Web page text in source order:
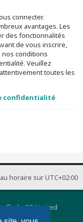
connecter.
avantages. Les
des fonctionnalités
de vous inscrire,
nos conditions
Veuillez
toutes les
confidentialité
horaire surUTC+02:00
© phpBB Limited
Qiaeru